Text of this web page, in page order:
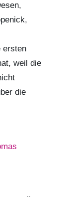
ersten
weil die
die